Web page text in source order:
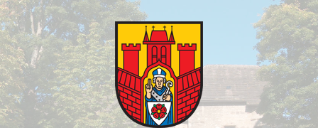
Skip
to
content
Skip
to
main
navigation
Skip
to
footer